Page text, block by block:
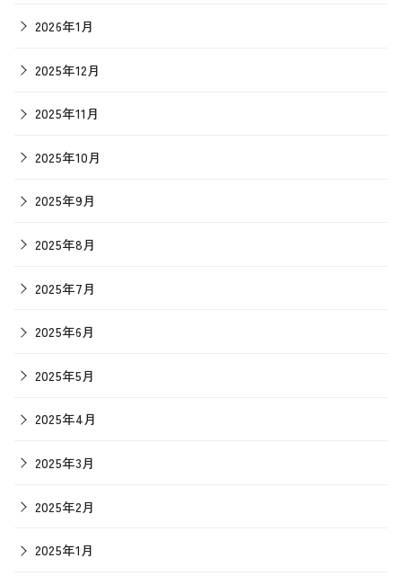
2026年1月
2025年12月
2025年11月
2025年10月
2025年9月
2025年8月
2025年7月
2025年6月
2025年5月
2025年4月
2025年3月
2025年2月
2025年1月